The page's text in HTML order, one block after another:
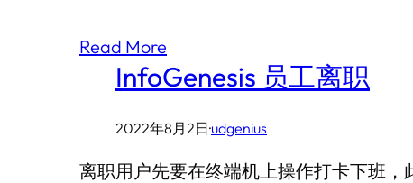
Read More
InfoGenesis 员工离职
2022年8月2日·udgenius
离职用户先要在终端机上操作打卡下班